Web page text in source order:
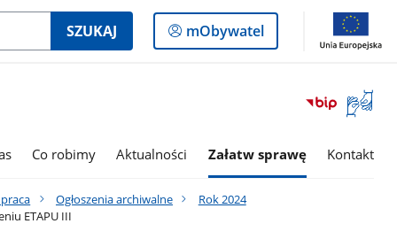
SZUKAJ
Logowanie
do
mObywatel
Otwórz
okno
Co robimy Aktualności Załatw sprawę Kontakt
praca Ogłoszenia archiwalne
Rok 2024
ETAPU III